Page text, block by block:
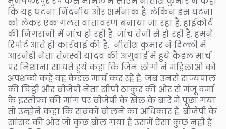
कि यह घटना निंदनीय और शर्मनाक है. लेकिन इस घटना
को लेकर एक गलत वातावरण बनाया जा रहा है. हाईकोर्ट
की निगरानी में जांच हो रही है. जांच तेजी से हो रही है. हमने
रिपोर्ट आते ही कार्रवाई की है. नीतीश कुमार ने दिल्ली में
आरजेडी नेता तेजस्वी यादव की अगुवाई में हुये कैंडल मार्च
पर निशाना साधते हुये कहा कि जिन लोगों ने महिलाओं को
अपशब्दों कहे वह कैंडल मार्च कर रहे हैं. जब उनसे राज्यपाल
की चिट्ठी और बीजेपी नेता सीपी ठाकुर की ओर से मंजू वर्मा
के इस्तीफा की मांग पर बीजेपी के खेल के बारे में पूछा गया
तो उन्होंने कहा कि सबको बोलने का अधिकार है. बीजेपी के
सांसद की ओर जो कुछ बोल गया है उसमें ऐसा कुछ नहीं है